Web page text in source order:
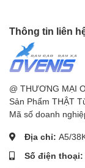
Thông tin liên
@ THƯƠNG MẠI
Sản Phẩm THẬT
Mã số doanh
Địa chỉ: A5/
Số điện thoại: